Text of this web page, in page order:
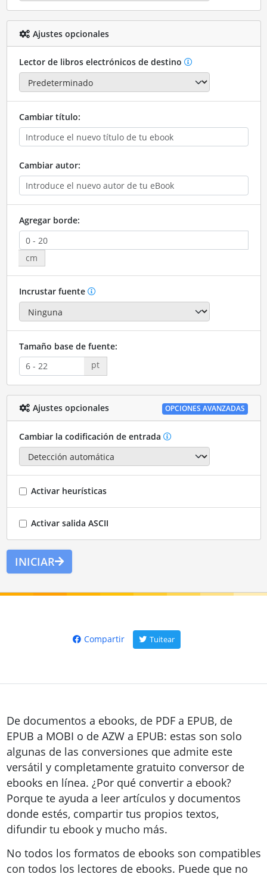
Ajustes opcionales
Lector de libros electrónicos de destino
Cambiar título:
Cambiar autor:
Agregar borde:
cm
Incrustar fuente
Tamaño base de fuente:
pt
Ajustes opcionales OPCIONES AVANZADAS
Cambiar la codificación de entrada
Activar heurísticas
Activar salida ASCII
INICIAR
Compartir Tuitear
De documentos a ebooks, de PDF a EPUB, de
EPUB a MOBI o de AZW a EPUB: estas son solo
algunas de las conversiones que admite este
versátil y completamente gratuito conversor de
ebooks en línea. ¿Por qué convertir a ebook?
Porque te ayuda a leer artículos y documentos
donde estés, compartir tus propios textos,
difundir tu ebook y mucho más.
No todos los formatos de ebooks son compatibles
con todos los lectores de ebooks. Puede que no